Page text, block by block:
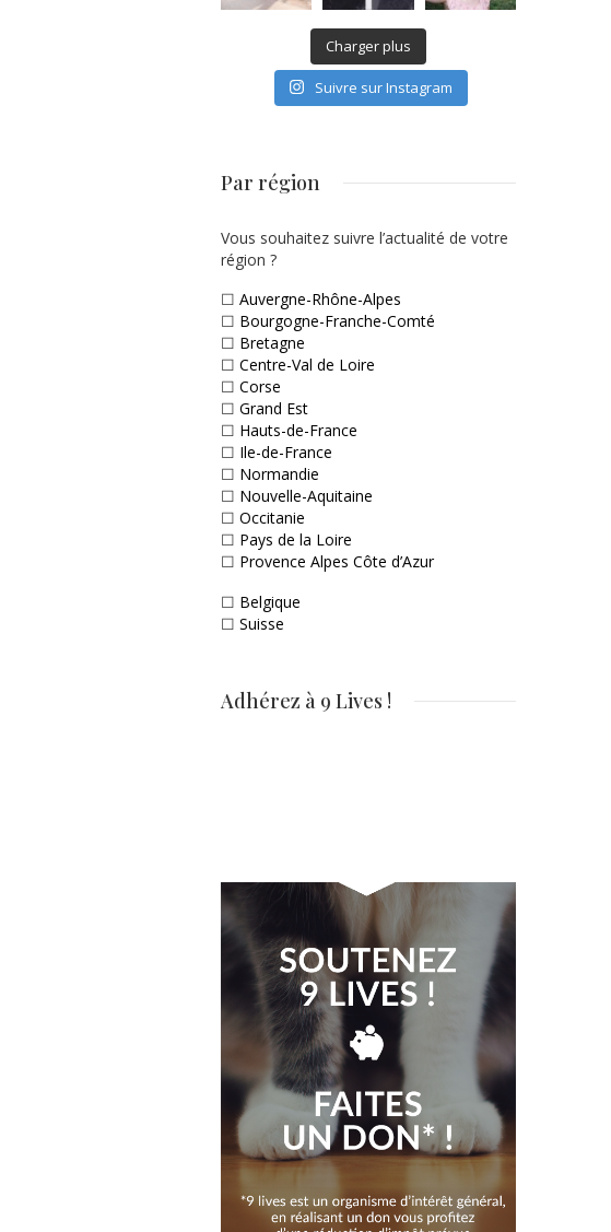
Charger plus
Suivre sur Instagram
Par région
Vous souhaitez suivre l’actualité de votre
région ?
☐ Auvergne-Rhône-Alpes
☐ Bourgogne-Franche-Comté
☐ Bretagne
☐ Centre-Val de Loire
☐ Corse
☐ Grand Est
☐ Hauts-de-France
☐ Ile-de-France
☐ Normandie
☐ Nouvelle-Aquitaine
☐ Occitanie
☐ Pays de la Loire
☐ Provence Alpes Côte d’Azur
☐ Belgique
☐ Suisse
Adhérez à 9 Lives !